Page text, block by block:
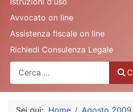
Avvocato on line
Assistenza fiscale on line
Richiedi Consulenza Legale